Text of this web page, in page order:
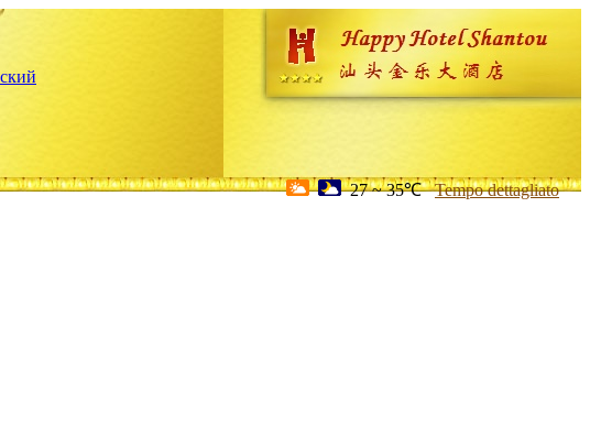
27 ~ 35℃ Tempo dettagliato